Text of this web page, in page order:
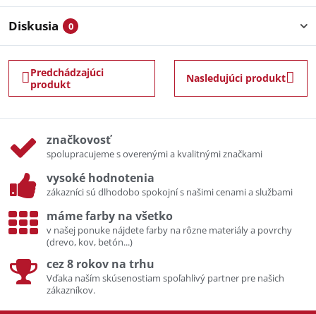
Diskusia 0
Predchádzajúci
produkt
Nasledujúci produkt
značkovosť
spolupracujeme s overenými a kvalitnými značkami
vysoké hodnotenia
zákazníci sú dlhodobo spokojní s našimi cenami a službami
máme farby na všetko
v našej ponuke nájdete farby na rôzne materiály a povrchy
(drevo, kov, betón...)
cez 8 rokov na trhu
Vďaka naším skúsenostiam spoľahlivý partner pre našich
zákazníkov.